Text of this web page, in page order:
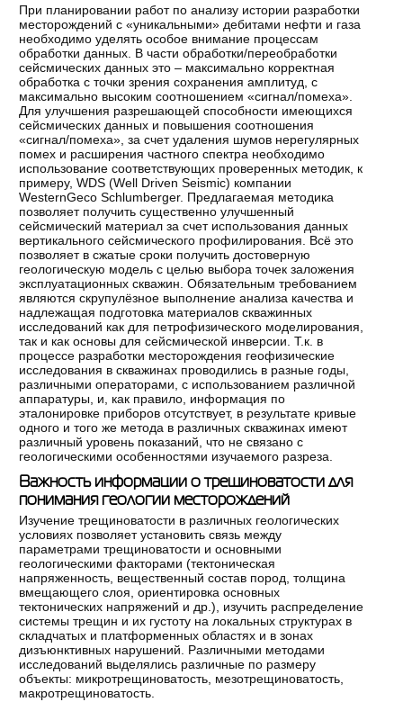
При планировании работ по анализу истории разработки
месторождений с «уникальными» дебитами нефти и газа
необходимо уделять особое внимание процессам
обработки данных. В части обработки/переобработки
сейсмических данных это – максимально корректная
обработка с точки зрения сохранения амплитуд, с
максимально высоким соотношением «сигнал/помеха».
Для улучшения разрешающей способности имеющихся
сейсмических данных и повышения соотношения
«сигнал/помеха», за счет удаления шумов нерегулярных
помех и расширения частного спектра необходимо
использование соответствующих проверенных методик, к
примеру, WDS (Well Driven Seismic) компании
WesternGeco Schlumberger. Предлагаемая методика
позволяет получить существенно улучшенный
сейсмический материал за счет использования данных
вертикального сейсмического профилирования. Всё это
позволяет в сжатые сроки получить достоверную
геологическую модель с целью выбора точек заложения
эксплуатационных скважин. Обязательным требованием
являются скрупулёзное выполнение анализа качества и
надлежащая подготовка материалов скважинных
исследований как для петрофизического моделирования,
так и как основы для сейсмической инверсии. Т.к. в
процессе разработки месторождения геофизические
исследования в скважинах проводились в разные годы,
различными операторами, с использованием различной
аппаратуры, и, как правило, информация по
эталонировке приборов отсутствует, в результате кривые
одного и того же метода в различных скважинах имеют
различный уровень показаний, что не связано с
геологическими особенностями изучаемого разреза.
Важность информации о трещиноватости для
понимания геологии месторождений
Изучение трещиноватости в различных геологических
условиях позволяет установить связь между
параметрами трещиноватости и основными
геологическими факторами (тектоническая
напряженность, вещественный состав пород, толщина
вмещающего слоя, ориентировка основных
тектонических напряжений и др.), изучить распределение
системы трещин и их густоту на локальных структурах в
складчатых и платформенных областях и в зонах
дизъюнктивных нарушений. Различными методами
исследований выделялись различные по размеру
объекты: микротрещиноватость, мезотрещиноватость,
макротрещиноватость.